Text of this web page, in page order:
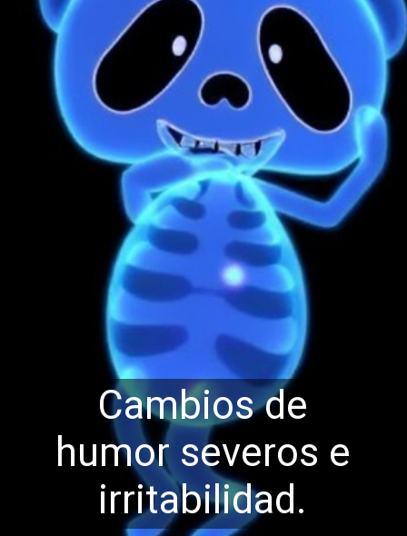
Cambios de
humor severos e
irritabilidad.